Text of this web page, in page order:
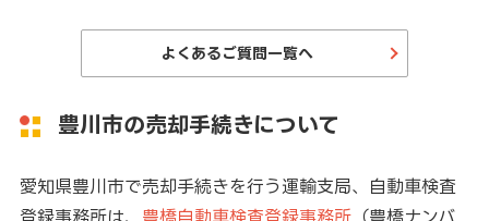
よくあるご質問一覧へ
豊川市の売却手続きについて
愛知県豊川市で売却手続きを行う運輸支局、自動車検査
登録事務所は、 豊橋自動車検査登録事務所（豊橋ナンバ